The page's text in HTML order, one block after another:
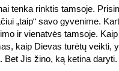
tenka rinktis tamsoje.
„taip“ savo gyvenime.
ir vienatvės tamsoje.
kaip Dievas turėtų veikti,
Bet Jis žino, ką ketina daryti.